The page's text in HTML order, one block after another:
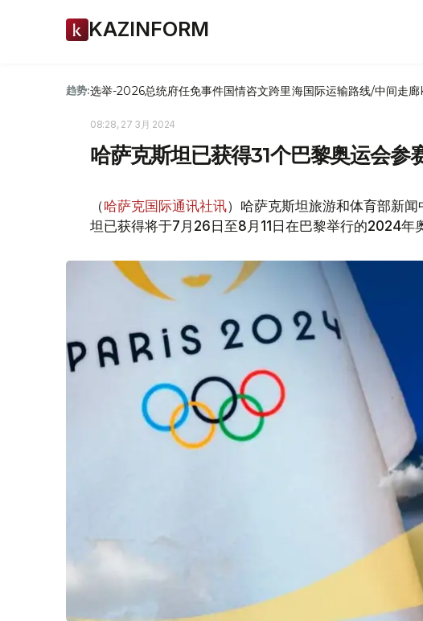
KAZINFORM
趋势:选举-2026总统府任免事件国情咨文跨里海国际运输路线/中间走廊
08:28, 27 3月 2024
哈萨克斯坦已获得31个巴黎奥运会参
（哈萨克国际通讯社讯）哈萨克斯坦旅游和体育部新
坦已获得将于7月26日至8月11日在巴黎举行的2024年